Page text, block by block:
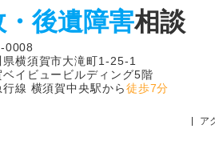
故・後遺障害
〒238-0008
神奈川県横須賀市大滝町1-25-1
横須賀ベイビュービルディング5階
京浜急行線 横須賀中央駅から